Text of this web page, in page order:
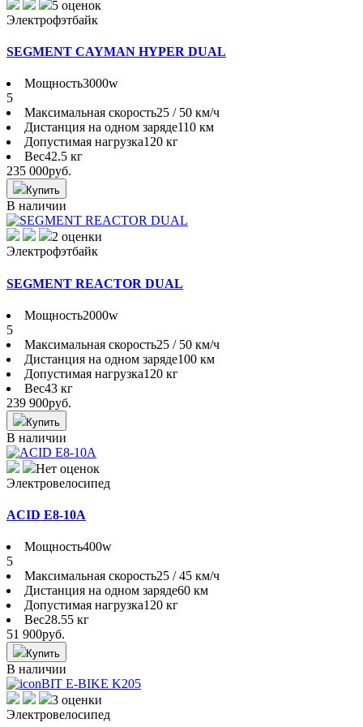
5 оценок
Электрофэтбайк
SEGMENT CAYMAN HYPER DUAL
Мощность3000w
5
Максимальная скорость25 / 50 км/ч
Дистанция на одном заряде110 км
Допустимая нагрузка120 кг
Вес42.5 кг
235 000руб.
Купить
В наличии
2 оценки
Электрофэтбайк
SEGMENT REACTOR DUAL
Мощность2000w
5
Максимальная скорость25 / 50 км/ч
Дистанция на одном заряде100 км
Допустимая нагрузка120 кг
Вес43 кг
239 900руб.
Купить
В наличии
Нет оценок
Электровелосипед
ACID E8-10A
Мощность400w
5
Максимальная скорость25 / 45 км/ч
Дистанция на одном заряде60 км
Допустимая нагрузка120 кг
Вес28.55 кг
51 900руб.
Купить
В наличии
3 оценки
Электровелосипед